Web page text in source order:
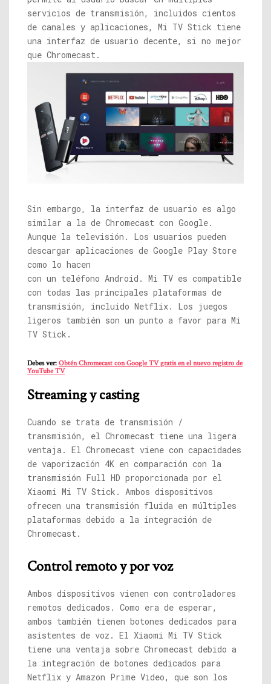
servicios de transmisión, incluidos cientos
de canales y aplicaciones, Mi TV Stick tiene
una interfaz de usuario decente, si no mejor
que Chromecast.
Sin embargo, la interfaz de usuario es algo
similar a la de Chromecast con Google.
Aunque la televisión. Los usuarios pueden
descargar aplicaciones de Google Play Store
como lo hacen
con un teléfono Android. Mi TV es compatible
con todas las principales plataformas de
transmisión, incluido Netflix. Los juegos
ligeros también son un punto a favor para Mi
TV Stick.
Debes ver: Obtén Chromecast con Google TV gratis en el nuevo registro de
YouTube TV
Streaming y casting
Cuando se trata de transmisión /
transmisión, el Chromecast tiene una ligera
ventaja. El Chromecast viene con capacidades
de vaporización 4K en comparación con la
transmisión Full HD proporcionada por el
Xiaomi Mi TV Stick. Ambos dispositivos
ofrecen una transmisión fluida en múltiples
plataformas debido a la integración de
Chromecast.
Control remoto y por voz
Ambos dispositivos vienen con controladores
remotos dedicados. Como era de esperar,
ambos también tienen botones dedicados para
asistentes de voz. El Xiaomi Mi TV Stick
tiene una ventaja sobre Chromecast debido a
la integración de botones dedicados para
Netflix y Amazon Prime Video, que son los